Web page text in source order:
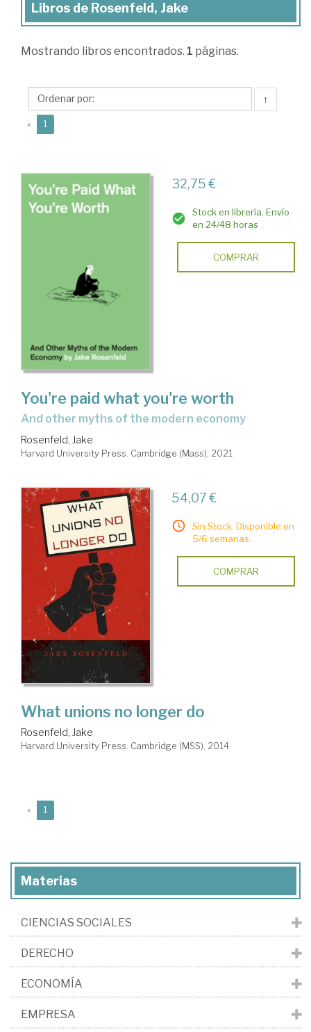
Libros
Rosenfeld,
Libros de Rosenfeld, Jake
Mostrando libros encontrados. 1 páginas.
↑
« 1
32,75 €
Stock en librería. Envío
en 24/48 horas
COMPRAR
You're paid what you're worth
and other myths of the modern economy
Rosenfeld, Jake
Harvard University Press. Cambridge (Mass), 2021
54,07 €
Sin Stock. Disponible en
5/6 semanas.
COMPRAR
What unions no longer do
Rosenfeld, Jake
Harvard University Press. Cambridge (MSS), 2014
« 1
Materias
CIENCIAS SOCIALES
DERECHO
ECONOMÍA
EMPRESA